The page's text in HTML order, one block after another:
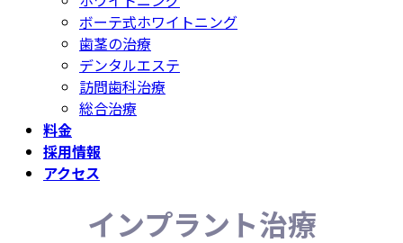
ボーテ式ホワイトニング
歯茎の治療
デンタルエステ
訪問歯科治療
総合治療
料金
採用情報
アクセス
インプラント治療